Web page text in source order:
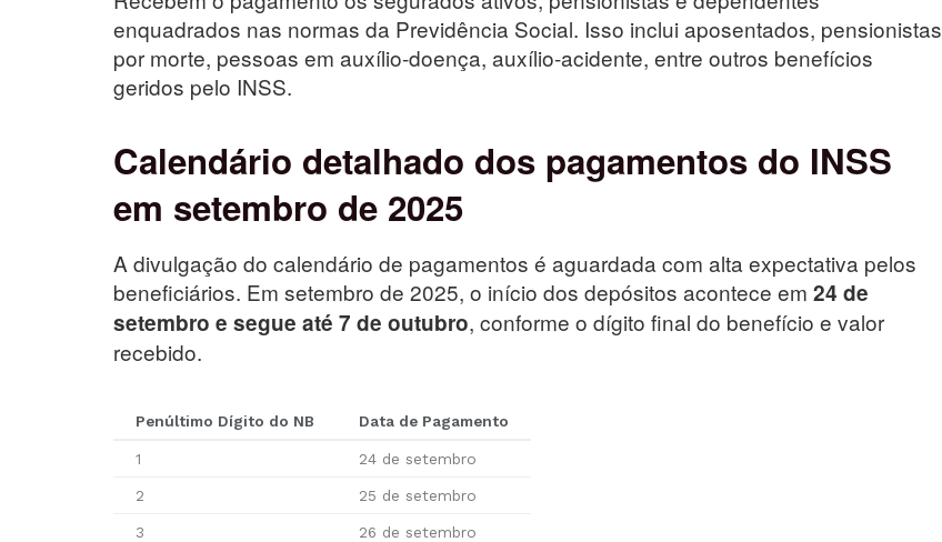
enquadrados nas normas da Previdência Social. Isso inclui aposentados, pensionistas
por morte, pessoas em auxílio-doença, auxílio-acidente, entre outros benefícios
geridos pelo INSS.
Calendário detalhado dos pagamentos do INSS
em setembro de 2025
A divulgação do calendário de pagamentos é aguardada com alta expectativa pelos
beneficiários. Em setembro de 2025, o início dos depósitos acontece em 24 de
setembro e segue até 7 de outubro, conforme o dígito final do benefício e valor
recebido.
Penúltimo Dígito do NB Data de Pagamento
1 24 de setembro
2 25 de setembro
3 26 de setembro